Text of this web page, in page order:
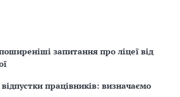
запитання про ліцеї від
працівників: визначаємо